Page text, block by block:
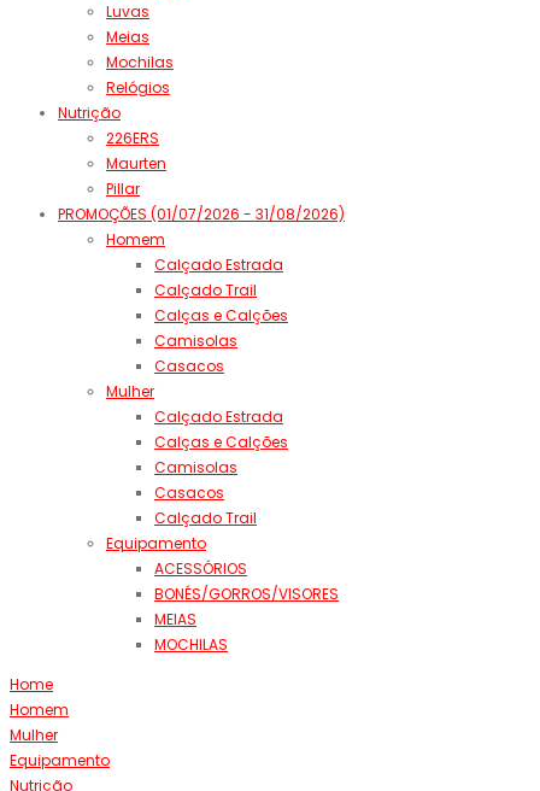
Luvas
Meias
Mochilas
Relógios
Nutrição
226ERS
Maurten
Pillar
PROMOÇÕES (01/07/2026 - 31/08/2026)
Homem
Calçado Estrada
Calçado Trail
Calças e Calções
Camisolas
Casacos
Mulher
Calçado Estrada
Calças e Calções
Camisolas
Casacos
Calçado Trail
Equipamento
ACESSÓRIOS
BONÉS/GORROS/VISORES
MEIAS
MOCHILAS
Home
Homem
Mulher
Equipamento
Nutrição